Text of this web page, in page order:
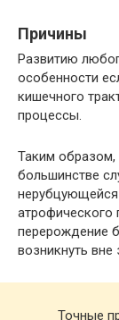
Причины
Развитию
особенности
кишечного
процессы.
Таким образом,
большинстве
нерубцующейся
атрофического
перерождение
возникнуть вне
Точные